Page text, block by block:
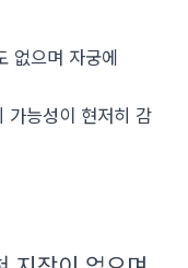
없으며 자궁에
가능성이 현저히 감